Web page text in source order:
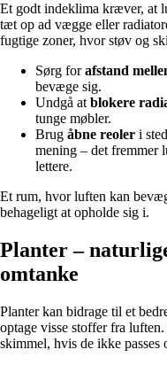
Et godt indeklima kræver, at
tæt op ad vægge eller
fugtige zoner, hvor støv og
Sørg forafstand
bevæge sig.
Undgå atblokere
tunge møbler.
Brug åbne reoler i
mening – det fremmer
lettere.
Et rum, hvor luften kan
behageligt at opholde sig i.
Planter –
omtanke
Planter kan bidrage til et
optage visse stoffer fra
skimmel, hvis de ikke passes